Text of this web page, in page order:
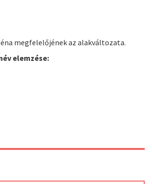
megfelelőjének az alakváltozata.
elemzése: